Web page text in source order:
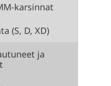
karsinnat
(S, D, XD)
ja